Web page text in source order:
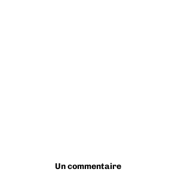
Un commentaire